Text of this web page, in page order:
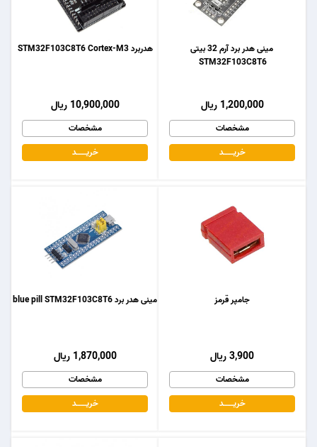
هدربرد STM32F103C8T6 Cortex-M3
10,900,000 ریال
مشخصات
خریـــــــد
مینی هدر برد آرم 32 بیتی
STM32F103C8T6
1,200,000 ریال
مشخصات
خریـــــــد
مینی هدر برد blue pill STM32F103C8T6
1,870,000 ریال
مشخصات
خریـــــــد
جامپر قرمز
3,900 ریال
مشخصات
خریـــــــد